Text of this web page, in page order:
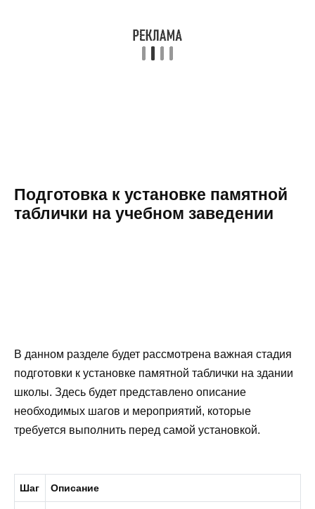
Подготовка к установке памятной
таблички на учебном заведении
В данном разделе будет рассмотрена важная стадия
подготовки к установке памятной таблички на здании
школы. Здесь будет представлено описание
необходимых шагов и мероприятий, которые
требуется выполнить перед самой установкой.
Шаг Описание